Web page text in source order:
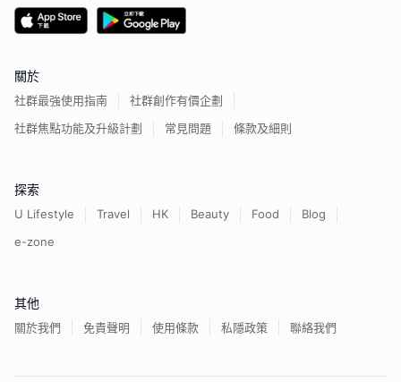
關於
社群最強使用指南
社群創作有價企劃
社群焦點功能及升級計劃
常見問題 條款及細則
探索
U Lifestyle Travel HK Beauty Food
Blog
e-zone
其他
關於我們 免責聲明 使用條款 私隱政策 聯絡我們